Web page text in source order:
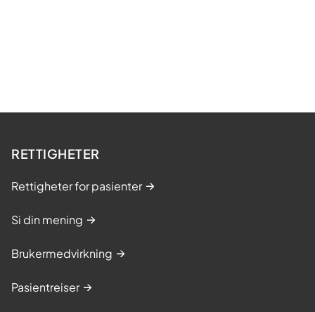
RETTIGHETER
Rettigheter for pasienter
Si din mening
Brukermedvirkning
Pasientreiser